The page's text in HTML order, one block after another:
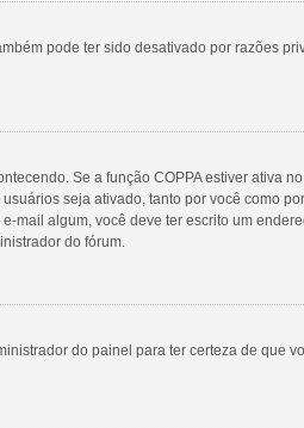
pode ter sido desativado por razões
Se a função COPPA estiver ativa
seja ativado, tanto por você como
mail algum, você deve ter escrito um
do fórum.
do painel para ter certeza de que